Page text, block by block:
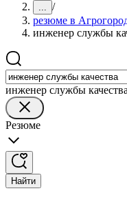
... /
резюме в
инженер службы
инженер службы качества
Резюме
Найти